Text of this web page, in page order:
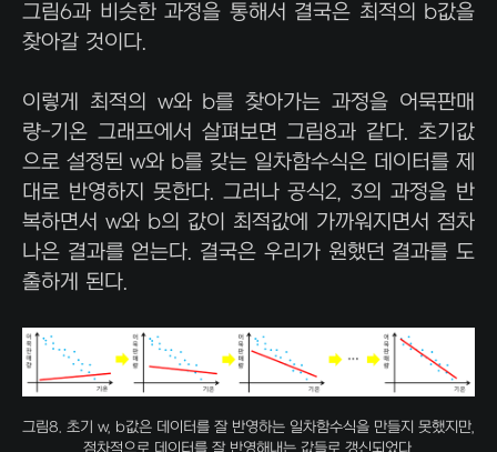
그림6과 비슷한 과정을 통해서 결국은 최적의 b값을
찾아갈 것이다.
이렇게 최적의 w와 b를 찾아가는 과정을 어묵판매
량-기온 그래프에서 살펴보면 그림8과 같다. 초기값
으로 설정된 w와 b를 갖는 일차함수식은 데이터를 제
대로 반영하지 못한다. 그러나 공식2, 3의 과정을 반
복하면서 w와 b의 값이 최적값에 가까워지면서 점차
나은 결과를 얻는다. 결국은 우리가 원했던 결과를 도
출하게 된다.
그림8. 초기 w, b값은 데이터를 잘 반영하는 일차함수식을 만들지 못했지만,
점차적으로 데이터를 잘 반영해내는 값들로 갱신되었다.